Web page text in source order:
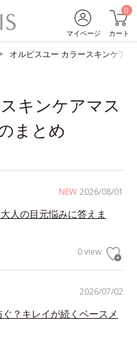
マイページ
0
カート
オルビスユー カラースキンケア
キンケアマス
まとめ
NEW 2026/08/01
人の目元悩みに答えま
0 view
2026/07/02
？キレイが続くベースメ